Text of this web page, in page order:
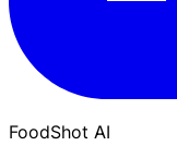
FoodShot AI